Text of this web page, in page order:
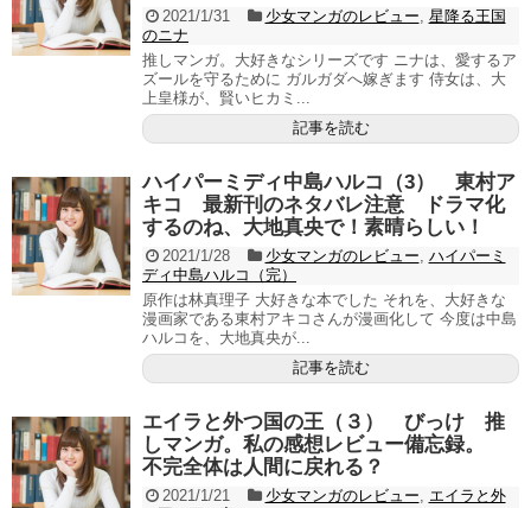
2021/1/31 少女マンガのレビュー 星降る王国
のニナ
推しマンガ。大好きなシリーズです ニナは、愛するア
ズールを守るために ガルガダへ嫁ぎます 侍女は、大
上皇様が、賢いヒカミ...
記事を読む
ハイパーミディ中島ハルコ（3） 東村ア
キコ 最新刊のネタバレ注意 ドラマ化
するのね、大地真央で！素晴らしい！
2021/1/28 少女マンガのレビュー ハイパーミ
ディ中島ハルコ（完）
原作は林真理子 大好きな本でした それを、大好きな
漫画家である東村アキコさんが漫画化して 今度は中島
ハルコを、大地真央が...
記事を読む
エイラと外つ国の王（３） びっけ 推
しマンガ。私の感想レビュー備忘録。
不完全体は人間に戻れる？
2021/1/21 少女マンガのレビュー
エイラと外